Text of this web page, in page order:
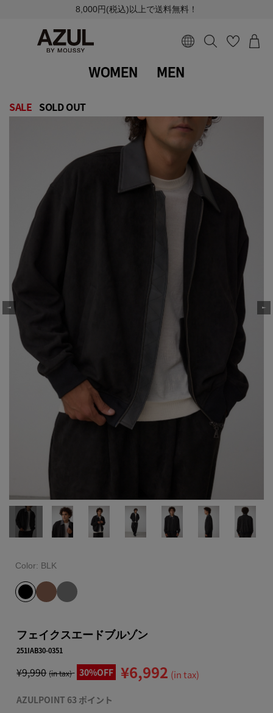
8,000円(税込)以上で送料無料！
WOMEN MEN
SALE SOLD OUT
Color: BLK
フェイクスエードブルゾン
251IAB30-0351
¥9,990 (in tax) 30%OFF ¥6,992 (in tax)
AZULPOINT 63 ポイント